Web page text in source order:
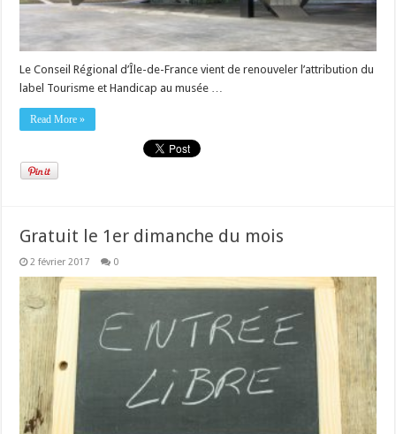
Le Conseil Régional d’Île-de-France vient de renouveler l’attribution du
label Tourisme et Handicap au musée …
Read More »
Gratuit le 1er dimanche du mois
2 février 2017 0